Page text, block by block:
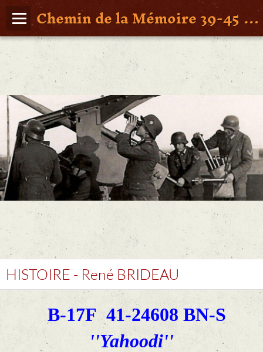
Chemin de la Mémoire 39-45 en Pays de Retz
Page d'accueil
Agenda
Album Photos
Vidéos
Poche St Nazaire
Contact
FAITS DE GUERRE
Figures Marquantes
HISTOIRE - René BRIDEAU
B-17F 41-24608 BN-S
''Yahoodi''